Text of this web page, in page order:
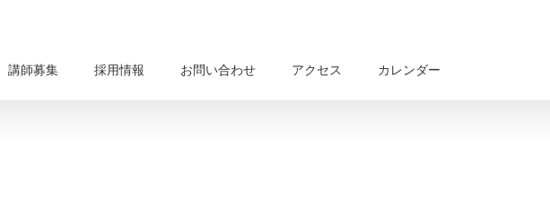
講師募集 採用情報 お問い合わせ アクセス カレンダー